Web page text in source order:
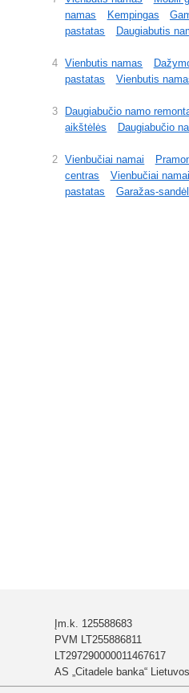
namas
Kempingas
pastatas
Daugiabutis
4 Vienbutis namas
pastatas
Vienbutis
3
Daugiabučio namo
aikštėlės
Daugiabučio
2 Vienbučiai namai
centras
Vienbučiai namai
pastatas
Garažas-
Įm.k. 125588683
PVM LT255886811
LT297290000011467617
AS „Citadele banka“